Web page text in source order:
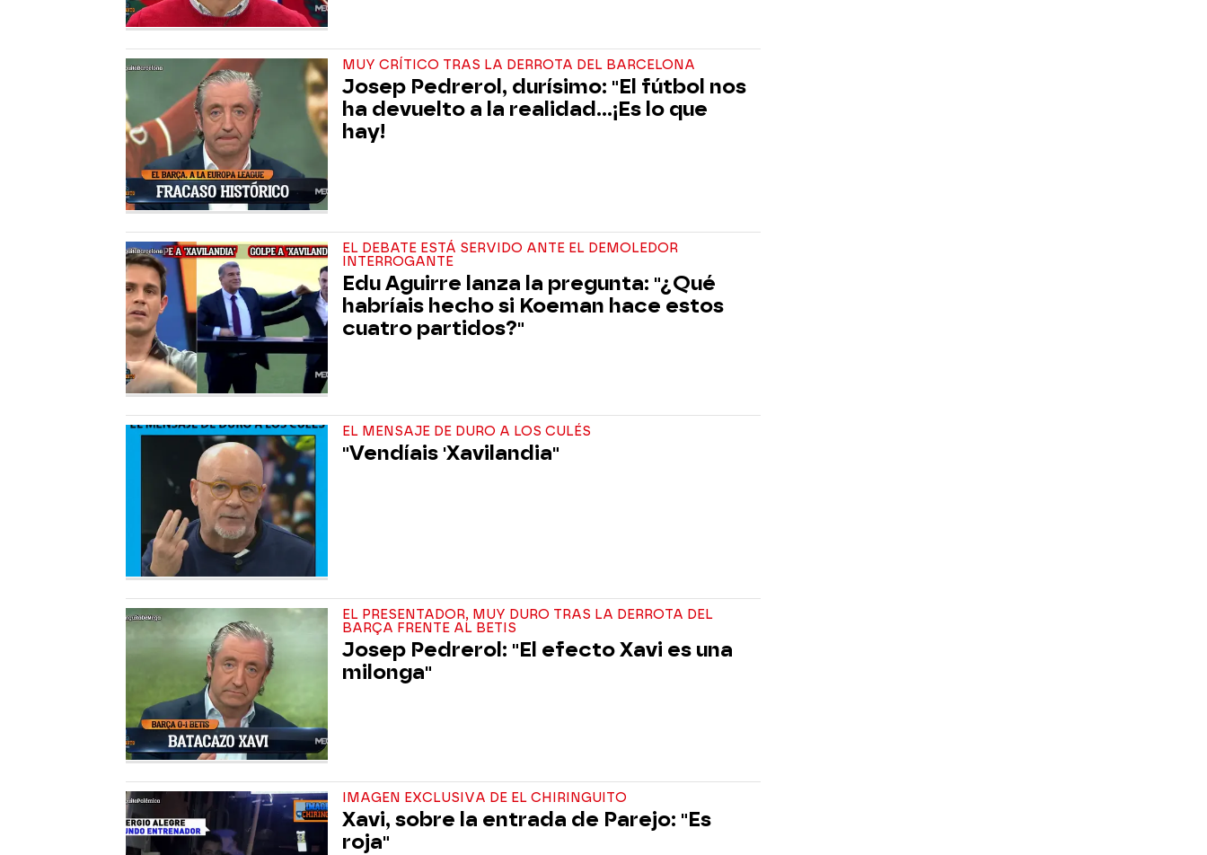
MUY CRÍTICO TRAS LA DERROTA DEL BARCELONA
Josep Pedrerol, durísimo: "El fútbol nos
ha devuelto a la realidad...¡Es lo que
hay!
EL DEBATE ESTÁ SERVIDO ANTE EL DEMOLEDOR
INTERROGANTE
Edu Aguirre lanza la pregunta: "¿Qué
habríais hecho si Koeman hace estos
cuatro partidos?"
EL MENSAJE DE DURO A LOS CULÉS
"Vendíais 'Xavilandia"
EL PRESENTADOR, MUY DURO TRAS LA DERROTA DEL
BARÇA FRENTE AL BETIS
Josep Pedrerol: "El efecto Xavi es una
milonga"
IMAGEN EXCLUSIVA DE EL CHIRINGUITO
Xavi, sobre la entrada de Parejo: "Es
roja"